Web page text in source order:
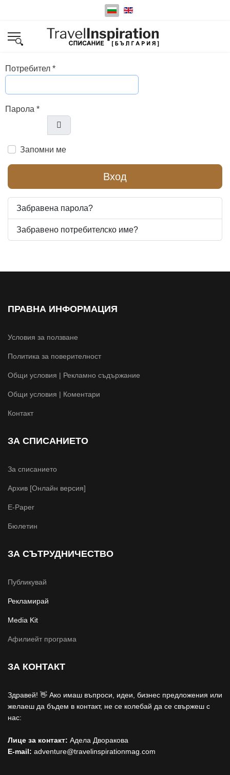
Изберете език
Потребител *
Парола *
Покажи парола
Запомни ме
Вход
Забравена парола?
Забравено потребителско име?
ПРАВНА ИНФОРМАЦИЯ
Условия за ползване
Политика за поверителност
Общи условия | Рекламно съдържание
Общи условия | Коментари
Контакт
ЗА СПИСАНИЕТО
За списанието
Архив [Онлайн версия]
E-Paper
Бюлетин
ЗА СЪТРУДНИЧЕСТВО
Публикувай
Рекламирай
Media Kit
Афилиейт програма
ЗА КОНТАКТ
Здравей! 👋 Ако имаш въпроси, идеи, бизнес предложения или
желаеш да бъдем в контакт, не се колебай да се свържеш с
нас:
Лице за контакт: Адела Дворакова
E-mail: adventure@travelinspirationmag.com